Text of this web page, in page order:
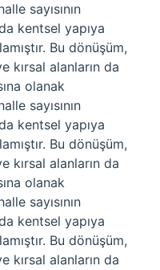
sayısının
kentsel yapıya
Bu dönüşüm,
kırsal alanların da
olanak
sayısının
kentsel yapıya
Bu dönüşüm,
kırsal alanların da
olanak
sayısının
kentsel yapıya
Bu dönüşüm,
kırsal alanların da